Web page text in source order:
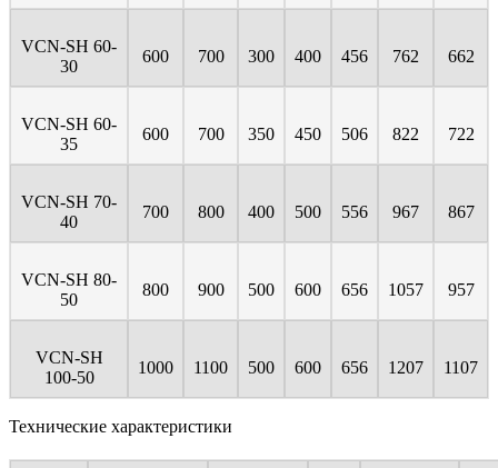
VCN-SH 60-
30
600 700 300 400 456 762 662
VCN-SH 60-
35
600 700 350 450 506 822 722
VCN-SH 70-
40
700 800 400 500 556 967 867
VCN-SH 80-
50
800 900 500 600 656 1057 957
VCN-SH
100-50
1000 1100 500 600 656 1207 1107
Технические характеристики